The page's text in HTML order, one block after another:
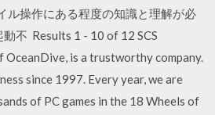
操作にある程度の知識と理解が必
不 Results 1 - 10 of 12 SCS
is a trustworthy company.
since 1997. Every year, we are
of PC games in the 18 Wheels of